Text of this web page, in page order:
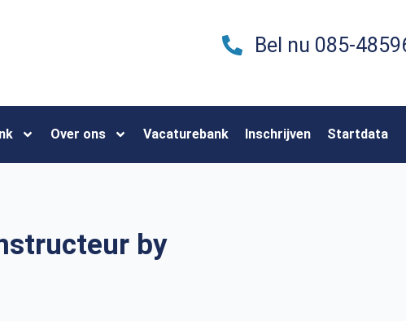
Bel nu 085-
Over ons Vacaturebank Inschrijven Startdata
by